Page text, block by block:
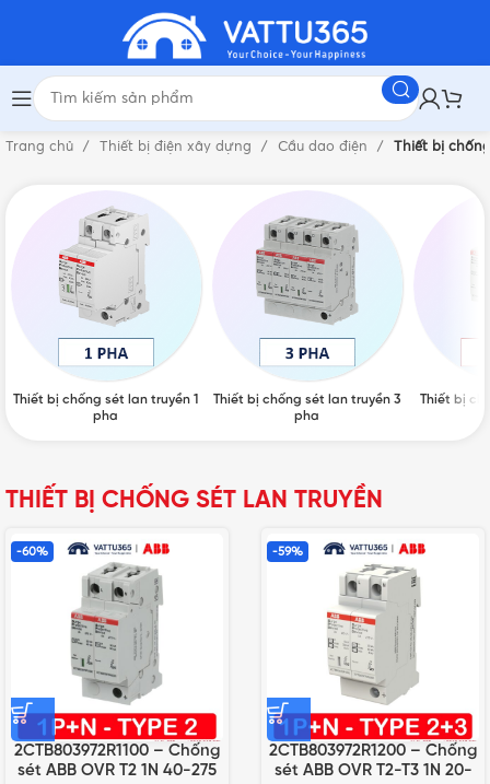
Trang chủ Thiết bị điện xây dựng Cầu dao điện Thiết bị
Thiết bị chống sét lan truyền 1
pha
Thiết bị chống sét lan truyền 3
pha
Thiết bị
THIẾT BỊ CHỐNG SÉT LAN TRUYỀN
-60%
2CTB803972R1100 – Chống
sét ABB OVR T2 1N 40-275
-59%
2CTB803972R1200 – Chống
sét ABB OVR T2-T3 1N 20-